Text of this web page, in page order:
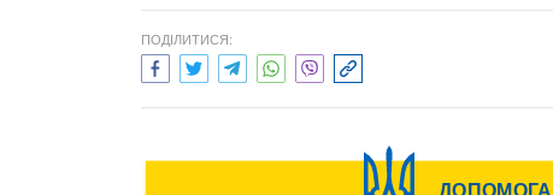
ПОДІЛИТИСЯ: